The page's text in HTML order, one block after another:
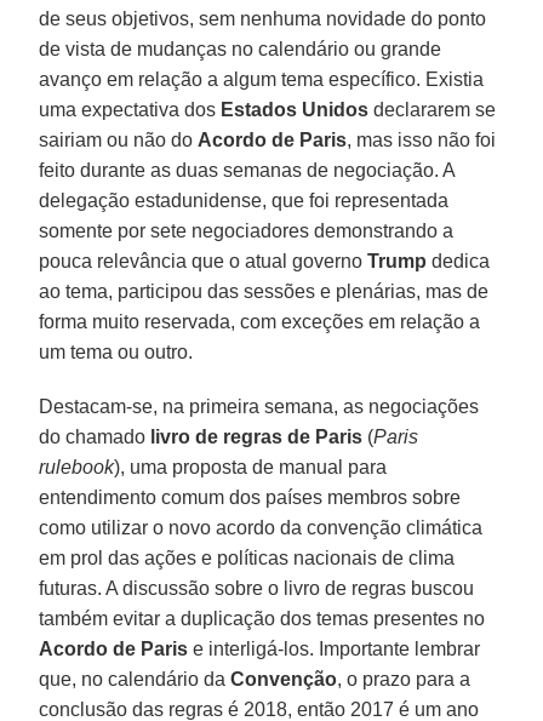
de seus objetivos, sem nenhuma novidade do ponto
de vista de mudanças no calendário ou grande
avanço em relação a algum tema específico. Existia
uma expectativa dos Estados Unidos declararem se
sairiam ou não do Acordo de Paris, mas isso não foi
feito durante as duas semanas de negociação. A
delegação estadunidense, que foi representada
somente por sete negociadores demonstrando a
pouca relevância que o atual governoTrump dedica
ao tema, participou das sessões e plenárias, mas de
forma muito reservada, com exceções em relação a
um tema ou outro.
Destacam-se, na primeira semana, as negociações
do chamado livro de regras de Paris (Paris
rulebook), uma proposta de manual para
entendimento comum dos países membros sobre
como utilizar o novo acordo da convenção climática
em prol das ações e políticas nacionais de clima
futuras. A discussão sobre o livro de regras buscou
também evitar a duplicação dos temas presentes no
Acordo de Paris e interligá-los. Importante lembrar
que, no calendário daConvenção, o prazo para a
conclusão das regras é 2018, então 2017 é um ano